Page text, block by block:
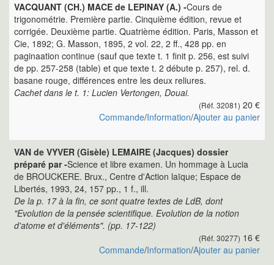
VACQUANT (CH.) MACE de LEPINAY (A.) -Cours de
trigonométrie. Première partie. Cinquième édition, revue et
corrigée. Deuxième partie. Quatrième édition. Paris, Masson et
Cie, 1892; G. Masson, 1895, 2 vol. 22, 2 ff., 428 pp. en
paginaation continue (sauf que texte t. 1 finit p. 256, est suivi
de pp. 257-258 (table) et que texte t. 2 débute p. 257), rel. d.
basane rouge, différences entre les deux reliures.
Cachet dans le t. 1: Lucien Vertongen, Douai.
(Réf. 32081) 20 €
Commande/Information/Ajouter au panier
VAN de VYVER (Gisèle) LEMAIRE (Jacques) dossier
préparé par -Science et libre examen. Un hommage à Lucia
de BROUCKERE. Brux., Centre d'Action laïque; Espace de
Libertés, 1993, 24, 157 pp., 1 f., ill.
De la p. 17 à la fin, ce sont quatre textes de LdB, dont
"Evolution de la pensée scientifique. Evolution de la notion
d'atome et d'éléments". (pp. 17-122)
(Réf. 30277) 16 €
Commande/Information/Ajouter au panier